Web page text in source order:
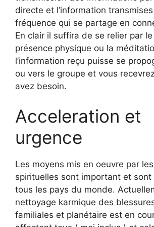
directe et l’information
fréquence qui se partage en
En clair il suffira de se relier par
présence physique ou la
l’information reçu puisse se
ou vers le groupe et vous
avez besoin.
Acceleration et
urgence
Les moyens mis en oeuvre par
spirituelles sont important et sont
tous les pays du monde.
nettoyage karmique des
familiales et planétaire est en